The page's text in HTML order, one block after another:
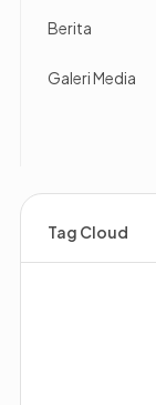
Berita
Galeri Media
Tag Cloud